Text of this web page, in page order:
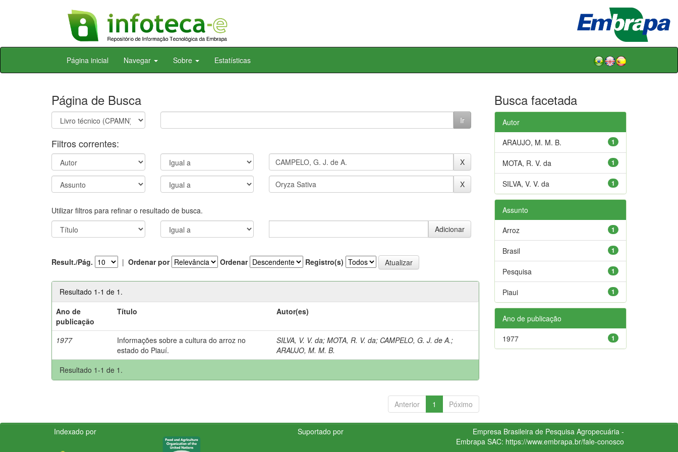
Skip
Página inicial Navegar Sobre Estatísticas
Página de Busca
Filtros correntes:
Utilizar filtros para refinar o resultado de busca.
Result./Pág. | Ordenar por Ordenar Registro(s)
Resultado 1-1 de 1.
Ano de
publicação
Título Autor(es)
1977
Informações sobre a cultura do arroz no
estado do Piauí.
SILVA, V. V. da;MOTA, R. V. da; CAMPELO, G. J. de A.;
ARAUJO, M. M. B.
Resultado 1-1 de 1.
Anterior 1 Póximo
Busca facetada
Autor
1
ARAUJO, M. M. B.
1
MOTA, R. V. da
1
SILVA, V. V. da
Assunto
1
Arroz
1
Brasil
1
Pesquisa
1
Piaui
Ano de publicação
1
1977
Indexado por Suportado por
Empresa Brasileira de Pesquisa Agropecuária -
Embrapa SAC: https://www.embrapa.br/fale-conosco